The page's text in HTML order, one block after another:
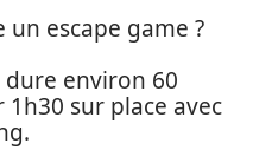
escape game ?
dure environ 60
sur place avec